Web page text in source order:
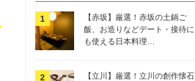
【赤坂】厳選！赤坂の土鍋ご
飯、お造りなどデート・接待に
も使える日本料理…
【立川】厳選！立川の創作懐石